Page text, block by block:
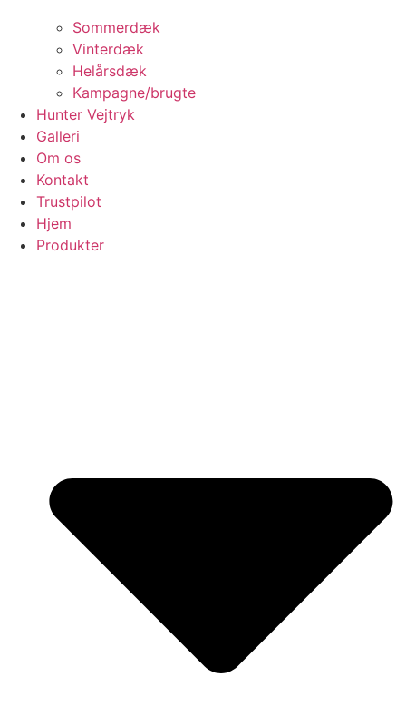
Sommerdæk
Vinterdæk
Helårsdæk
Kampagne/brugte
Hunter Vejtryk
Galleri
Om os
Kontakt
Trustpilot
Hjem
Produkter